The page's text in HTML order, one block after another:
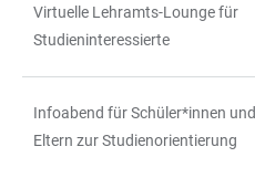
Virtuelle Lehramts-Lounge für
Studieninteressierte
Infoabend für Schüler*innen und
Eltern zur Studienorientierung